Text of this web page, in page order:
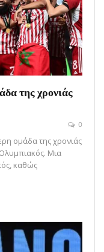
της χρονιάς
0
ομάδα της χρονιάς
Μια
καθώς